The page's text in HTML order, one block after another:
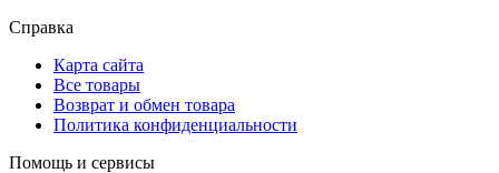
Справка
Карта сайта
Все товары
Возврат и обмен товара
Политика конфиденциальности
Помощь и сервисы